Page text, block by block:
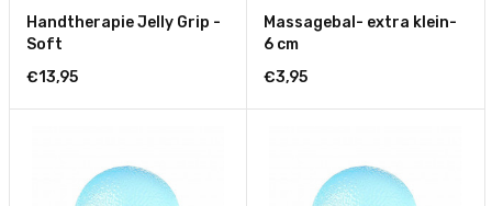
Handtherapie Jelly Grip -
Soft
€13,95
Massagebal- extra klein-
6 cm
€3,95